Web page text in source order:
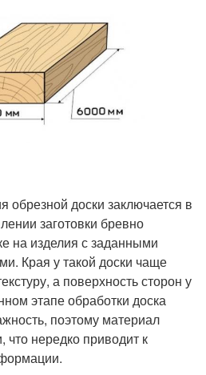
обрезной доски заключается в
заготовки бревно
на изделия с заданными
Края у такой доски чаще
а поверхность сторон у
этапе обработки доска
поэтому материал
что нередко приводит к